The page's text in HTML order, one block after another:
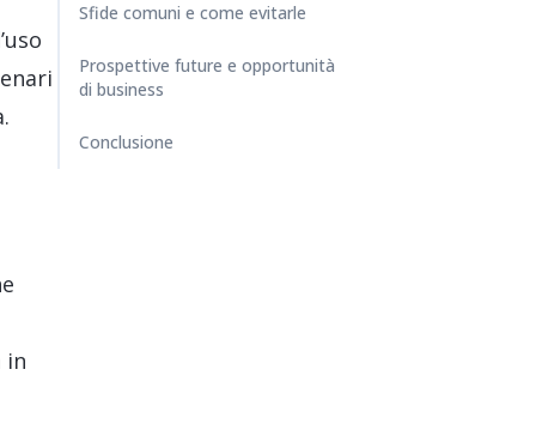
in
Sfide comuni e come evitarle
Prospettive future e opportunità
di business
Conclusione